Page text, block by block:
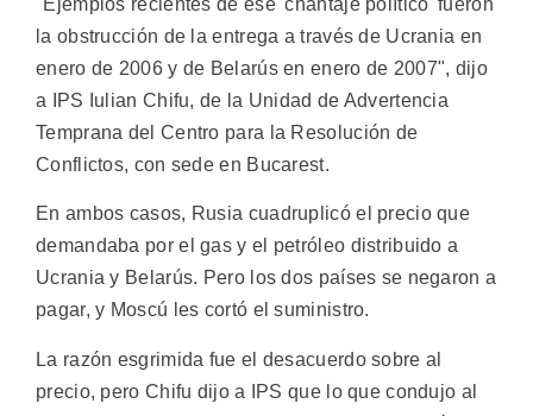
"Ejemplos recientes de ese 'chantaje político' fueron
la obstrucción de la entrega a través de Ucrania en
enero de 2006 y de Belarús en enero de 2007", dijo
a IPS Iulian Chifu, de la Unidad de Advertencia
Temprana del Centro para la Resolución de
Conflictos, con sede en Bucarest.
En ambos casos, Rusia cuadruplicó el precio que
demandaba por el gas y el petróleo distribuido a
Ucrania y Belarús. Pero los dos países se negaron a
pagar, y Moscú les cortó el suministro.
La razón esgrimida fue el desacuerdo sobre al
precio, pero Chifu dijo a IPS que lo que condujo al